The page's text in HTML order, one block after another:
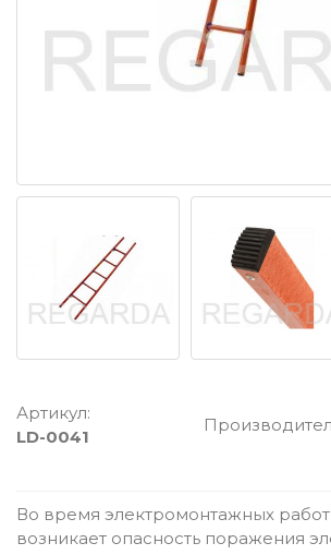
Артикул:
LD-0041
Во время электромонтажных
возникает опасность поражения